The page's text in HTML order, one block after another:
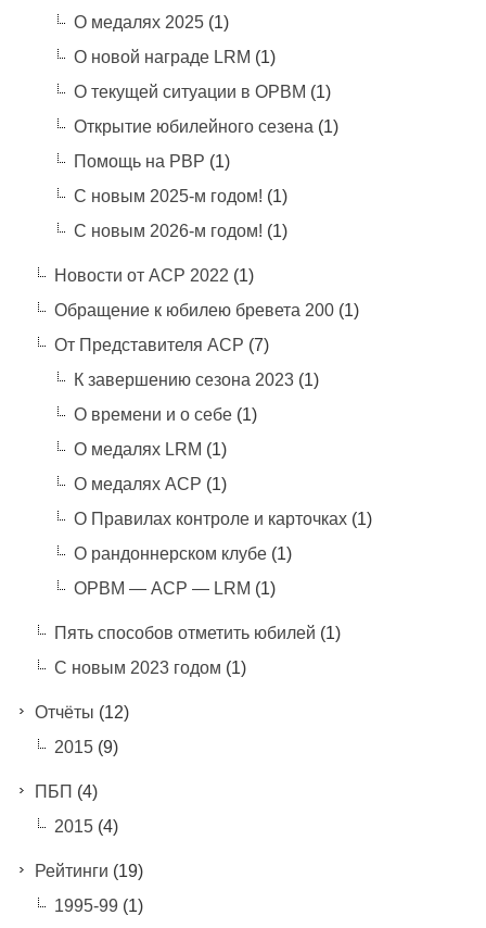
О медалях 2025(1)
О новой награде LRM (1)
О текущей ситуации в ОРВМ (1)
Открытие юбилейного сезена (1)
Помощь на РВР (1)
С новым 2025-м годом! (1)
С новым 2026-м годом! (1)
Новости от АСР 2022 (1)
Обращение к юбилею бревета 200(1)
От Представителя АСР (7)
К завершению сезона 2023(1)
О времени и о себе(1)
О медалях LRM (1)
О медалях АСР (1)
О Правилах контроле и карточках(1)
О рандоннерском клубе(1)
ОРВМ — АСР — LRM (1)
Пять способов отметить юбилей (1)
С новым 2023 годом (1)
Отчёты (12)
2015(9)
ПБП (4)
2015(4)
Рейтинги (19)
1995-99 (1)